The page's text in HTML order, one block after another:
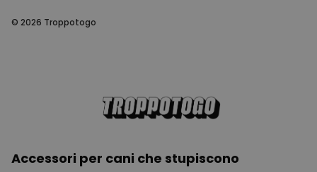
© 2026 Troppotogo
Accessori per cani che stupiscono